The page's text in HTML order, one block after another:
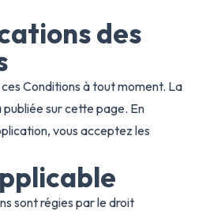
des
Conditions à tout moment. La
sur cette page. En
vous acceptez les
sont régies par le droit